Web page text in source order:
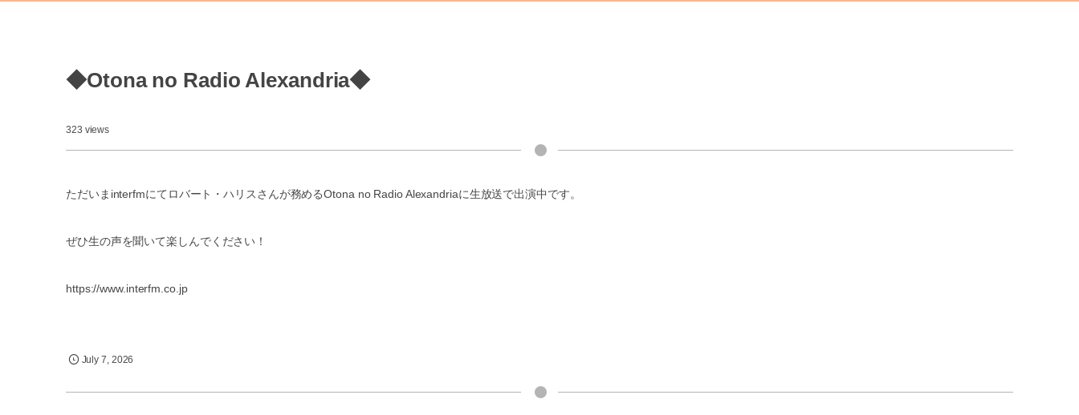
◆Otona no Radio Alexandria◆
323 views
ただいまinterfmにてロバート・ハリスさんが務めるOtona no Radio Alexandriaに生放送で出演中です。
ぜひ生の声を聞いて楽しんでください！
https://www.interfm.co.jp
July 7, 2026